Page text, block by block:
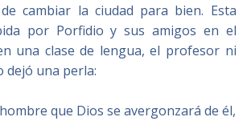
cambiar la ciudad para bien. Esta
por Porfidio y sus amigos en el
una clase de lengua, el profesor ni
dejó una perla:
que Dios se avergonzará de él,